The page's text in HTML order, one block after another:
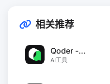
相关推荐
Qoder -...
AI工具